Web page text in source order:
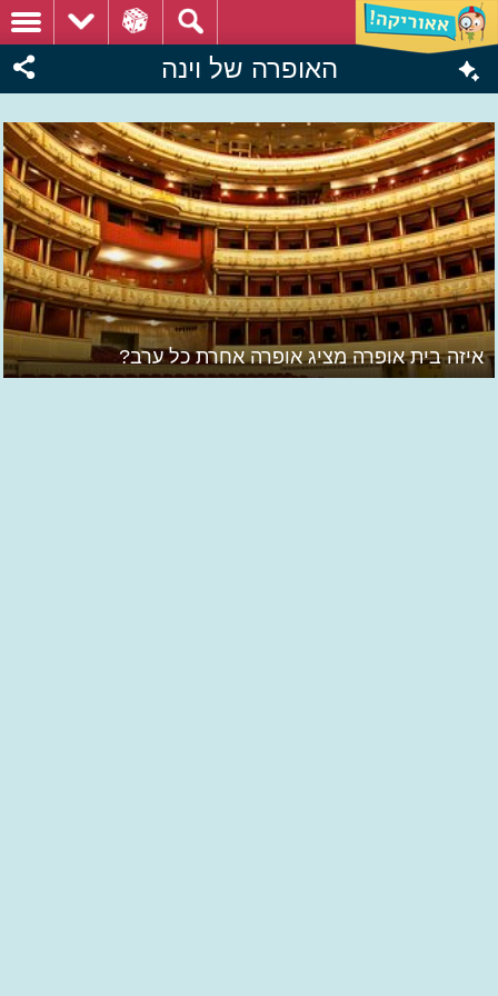
האופרה של וינה
איזה בית אופרה מציג אופרה אחרת כל ערב?